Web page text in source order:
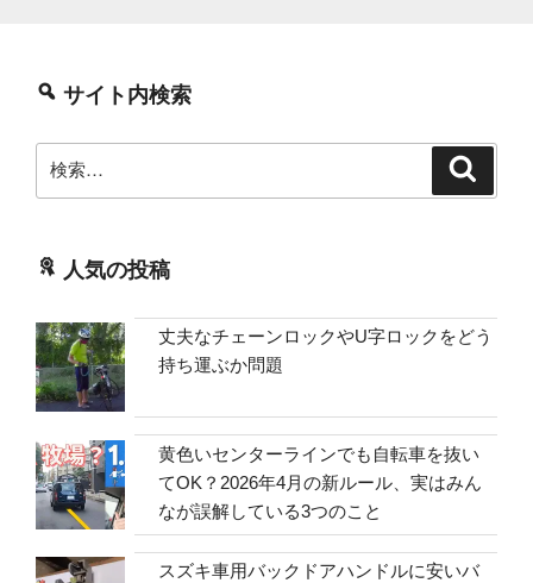
サイト内検索
索:
人気の投稿
丈夫なチェーンロックやU字ロックをどう
持ち運ぶか問題
黄色いセンターラインでも自転車を抜い
てOK？2026年4月の新ルール、実はみん
なが誤解している3つのこと
スズキ車用バックドアハンドルに安いバ